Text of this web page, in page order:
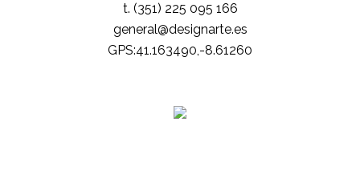
t. (351) 225 095 166
general@designarte.es
GPS:41.163490,-8.61260